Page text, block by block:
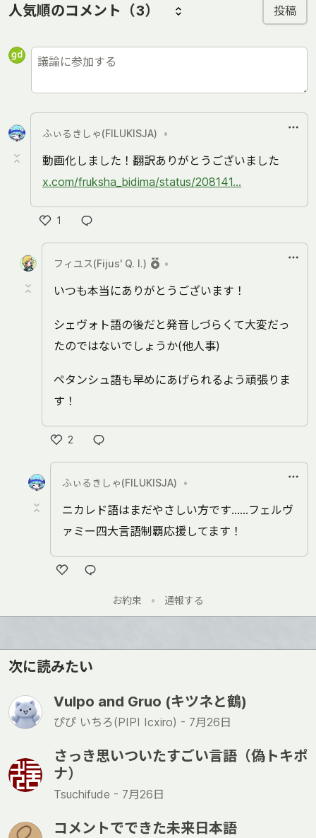
人気順のコメント （3） 投稿
ふぃるきしゃ(FILUKISJA) •
動画化しました！翻訳ありがとうございました
x.com/fruksha_bidima/status/208141...
1
い
ねフィユス(Fijus' Q. I.) •
いつも本当にありがとうございます！
シェヴォト語の後だと発音しづらくて大変だっ
たのではないでしょうか(他人事)
ペタンシュ語も早めにあげられるよう頑張りま
す！
2
い
ね
ふぃるきしゃ(FILUKISJA) •
ニカレド語はまだやさしい方です……フェルヴ
ァミー四大言語制覇応援してます！
ね
お約束 • 通報する
次に読みたい
Vulpo and Gruo (キツネと鶴)
ぴぴ いちろ(PIPI Icxiro) - 7月26日
さっき思いついたすごい言語（偽トキポ
ナ）
Tsuchifude - 7月26日
コメントでできた未来日本語